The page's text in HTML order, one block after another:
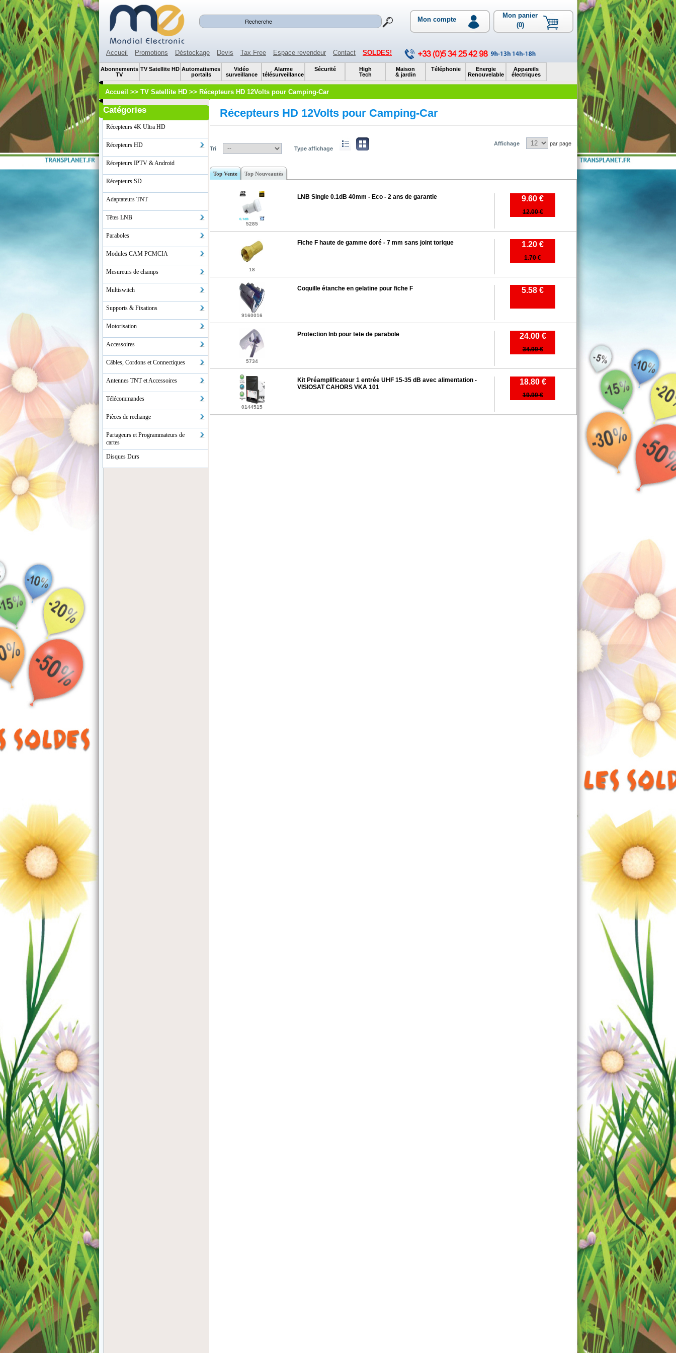
Mon compte
Mon panier
(0)
Accueil Promotions Déstockage Devis Tax Free Espace revendeur Contact SOLDES!
Abonnements
TV
TV Satellite HD Automatismes
portails
Vidéo
surveillance
Alarme
télésurveillance
Sécurité
High
Tech
Maison
& jardin
Téléphonie
Energie
Renouvelable
Appareils
électriques
Accueil >> TV Satellite HD >> Récepteurs HD 12Volts pour Camping-Car
Catégories
Récepteurs 4K Ultra HD
Récepteurs HD
Récepteurs IPTV & Android
Récepteurs SD
Adaptateurs TNT
Têtes LNB
Paraboles
Modules CAM PCMCIA
Mesureurs de champs
Multiswitch
Supports & Fixations
Motorisation
Accessoires
Câbles, Cordons et Connectiques
Antennes TNT et Accessoires
Télécommandes
Pièces de rechange
Partageurs et Programmateurs de
cartes
Disques Durs
Récepteurs HD 12Volts pour Camping-Car
Tri Type affichage
Affichage par page
Top Vente Top Nouveautés
5285
LNB Single 0.1dB 40mm - Eco - 2 ans de garantie 9.60 €
12.00 €
18
Fiche F haute de gamme doré - 7 mm sans joint torique 1.20 €
1.70 €
9160016
Coquille étanche en gelatine pour fiche F 5.58 €
5734
Protection lnb pour tete de parabole 24.00 €
34.99 €
0144515
Kit Préamplificateur 1 entrée UHF 15-35 dB avec alimentation -
VISIOSAT CAHORS VKA 101
18.80 €
19.90 €